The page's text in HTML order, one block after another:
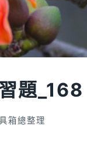
題_168
箱總整理